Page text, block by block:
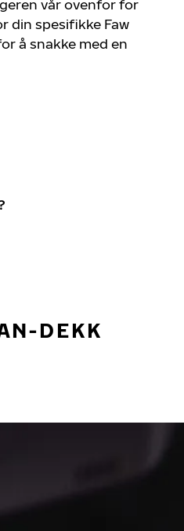
vår ovenfor for
din spesifikke Faw
å snakke med en
DEKK